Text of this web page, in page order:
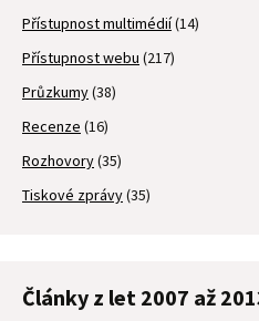
Přístupnost multimédií(14)
Přístupnost webu (217)
Průzkumy(38)
Recenze (16)
Rozhovory(35)
Tiskové zprávy(35)
Články z let 2007 až